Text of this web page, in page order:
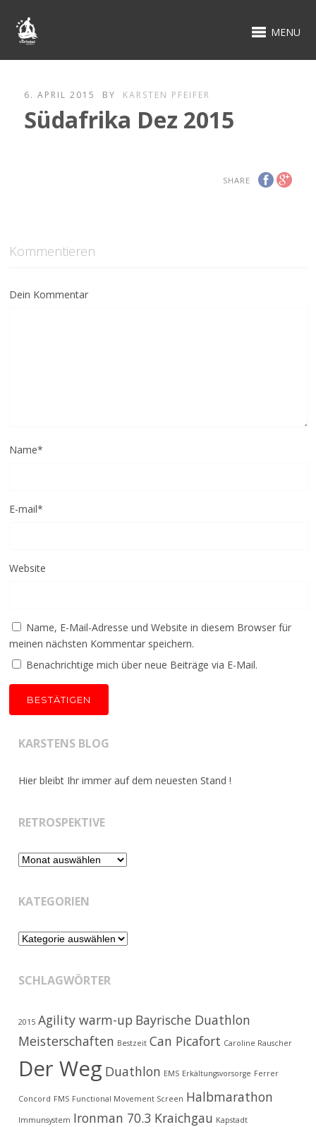
MENU
6. APRIL 2015 BY KARSTEN PFEIFER
Südafrika Dez 2015
SHARE
Kommentieren
Dein Kommentar
Name*
E-mail*
Website
Name, E-Mail-Adresse und Website in diesem Browser für
meinen nächsten Kommentar speichern.
Benachrichtige mich über neue Beiträge via E-Mail.
KARSTENS BLOG
Hier bleibt Ihr immer auf dem neuesten Stand !
RETROSPEKTIVE
Retrospektive
KATEGORIEN
Kategorien
SCHLAGWÖRTER
2015 Agility warm-up Bayrische Duathlon
Meisterschaften Bestzeit Can Picafort Caroline Rauscher
Der Weg Duathlon EMS Erkältungsvorsorge Ferrer
Concord FMS Functional Movement Screen Halbmarathon
Immunsystem Ironman 70.3 Kraichgau Kapstadt